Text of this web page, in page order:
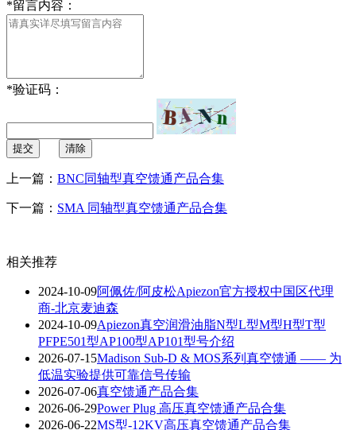
*留言内容：
*验证码：
提交 清除
上一篇： BNC同轴型真空馈通产品合集
下一篇： SMA 同轴型真空馈通产品合集
相关推荐
2024-10-09阿佩佐/阿皮松Apiezon官方授权中国区代理
商-北京麦迪森
2024-10-09Apiezon真空润滑油脂N型L型M型H型T型
PFPE501型AP100型AP101型号介绍
2026-07-15Madison Sub-D & MOS系列真空馈通 —— 为
低温实验提供可靠信号传输
2026-07-06真空馈通产品合集
2026-06-29Power Plug 高压真空馈通产品合集
2026-06-22MS型-12KV高压真空馈通产品合集